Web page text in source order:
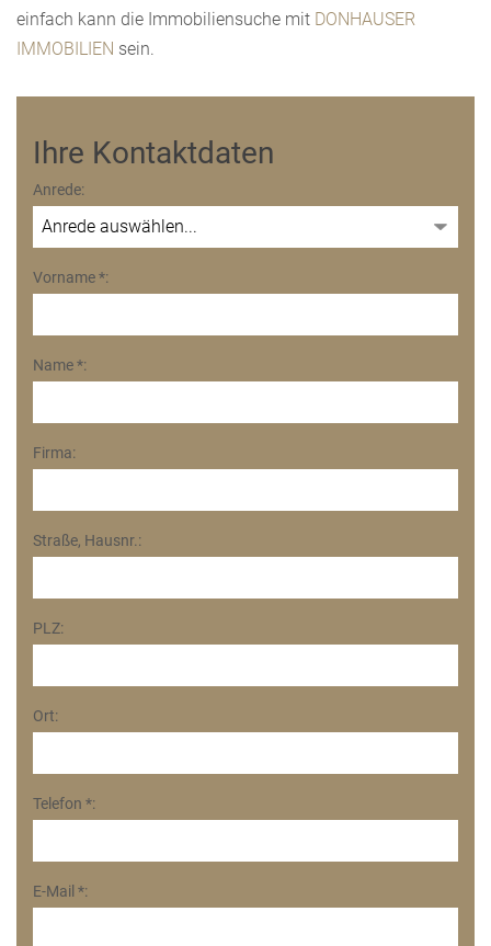
einfach kann die Immobiliensuche mit DONHAUSER
IMMOBILIEN sein.
Ihre Kontaktdaten
Anrede:
Vorname *:
Name *:
Firma:
Straße, Hausnr.:
PLZ:
Ort:
Telefon *:
E-Mail *: